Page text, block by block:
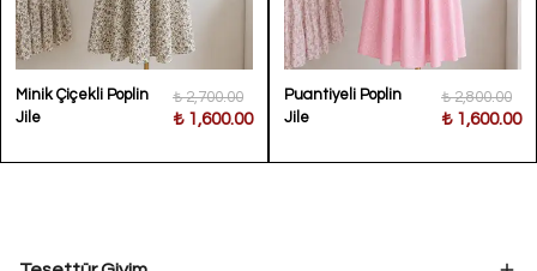
Minik Çiçekli Poplin
Jile
₺ 2,700.00
₺ 1,600.00
Puantiyeli Poplin
Jile
₺ 2,800.00
₺ 1,600.00